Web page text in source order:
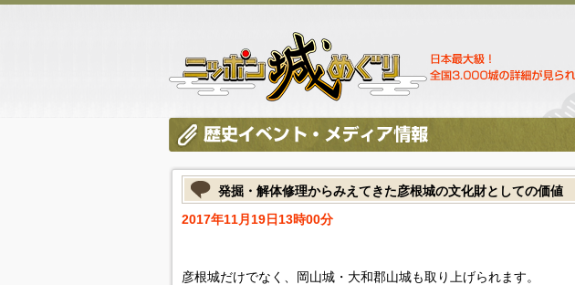
発掘・解体修理からみえてきた彦根城の文化財としての価値
2017年11月19日13時00分
彦根城だけでなく、岡山城・大和郡山城も取り上げられます。